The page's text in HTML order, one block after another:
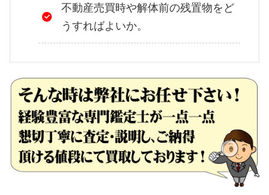
不動産売買時や解体前の残置物をど
うすればよいか。